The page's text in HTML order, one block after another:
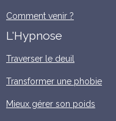
Comment venir ?
L'Hypnose
Traverser le deuil
Transformer une phobie
Mieux gérer son poids